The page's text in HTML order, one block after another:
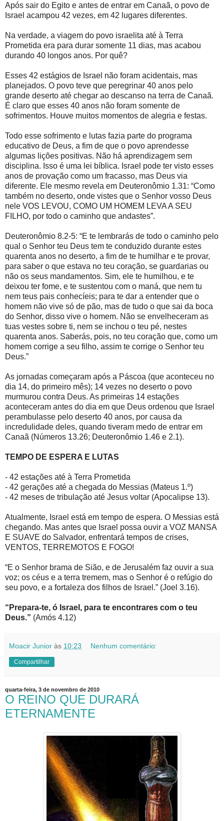
Após sair do Egito e antes de entrar em Canaã, o povo de
Israel acampou 42 vezes, em 42 lugares diferentes.
Na verdade, a viagem do povo israelita até à Terra
Prometida era para durar somente 11 dias, mas acabou
durando 40 longos anos. Por quê?
Esses 42 estágios de Israel não foram acidentais, mas
planejados. O povo teve que peregrinar 40 anos pelo
grande deserto até chegar ao descanso na terra de Canaã.
É claro que esses 40 anos não foram somente de
sofrimentos. Houve muitos momentos de alegria e festas.
Todo esse sofrimento e lutas fazia parte do programa
educativo de Deus, a fim de que o povo aprendesse
algumas lições positivas. Não há aprendizagem sem
disciplina. Isso é uma lei bíblica. Israel pode ter visto esses
anos de provação como um fracasso, mas Deus via
diferente. Ele mesmo revela em Deuteronômio 1.31: “Como
também no deserto, onde vistes que o Senhor vosso Deus
nele VOS LEVOU, COMO UM HOMEM LEVA A SEU
FILHO, por todo o caminho que andastes”.
Deuteronômio 8.2-5: “E te lembrarás de todo o caminho pelo
qual o Senhor teu Deus tem te conduzido durante estes
quarenta anos no deserto, a fim de te humilhar e te provar,
para saber o que estava no teu coração, se guardarias ou
não os seus mandamentos. Sim, ele te humilhou, e te
deixou ter fome, e te sustentou com o maná, que nem tu
nem teus pais conhecíeis; para te dar a entender que o
homem não vive só de pão, mas de tudo o que sai da boca
do Senhor, disso vive o homem. Não se envelheceram as
tuas vestes sobre ti, nem se inchou o teu pé, nestes
quarenta anos. Saberás, pois, no teu coração que, como um
homem corrige a seu filho, assim te corrige o Senhor teu
Deus.”
As jornadas começaram após a Páscoa (que aconteceu no
dia 14, do primeiro mês); 14 vezes no deserto o povo
murmurou contra Deus. As primeiras 14 estações
aconteceram antes do dia em que Deus ordenou que Israel
perambulasse pelo deserto 40 anos, por causa da
incredulidade deles, quando tiveram medo de entrar em
Canaã (Números 13.26; Deuteronômio 1.46 e 2.1).
TEMPO DE ESPERA E LUTAS
- 42 estações até à Terra Prometida
- 42 gerações até a chegada do Messias (Mateus 1.º)
- 42 meses de tribulação até Jesus voltar (Apocalipse 13).
Atualmente, Israel está em tempo de espera. O Messias está
chegando. Mas antes que Israel possa ouvir a VOZ MANSA
E SUAVE do Salvador, enfrentará tempos de crises,
VENTOS, TERREMOTOS E FOGO!
“E o Senhor brama de Sião, e de Jerusalém faz ouvir a sua
voz; os céus e a terra tremem, mas o Senhor é o refúgio do
seu povo, e a fortaleza dos filhos de Israel.” (Joel 3.16).
“Prepara-te, ó Israel, para te encontrares com o teu
Deus.” (Amós 4.12)
Moacir Junior às 10:23 Nenhum comentário:
Compartilhar
quarta-feira, 3 de novembro de 2010
O REINO QUE DURARÁ
ETERNAMENTE